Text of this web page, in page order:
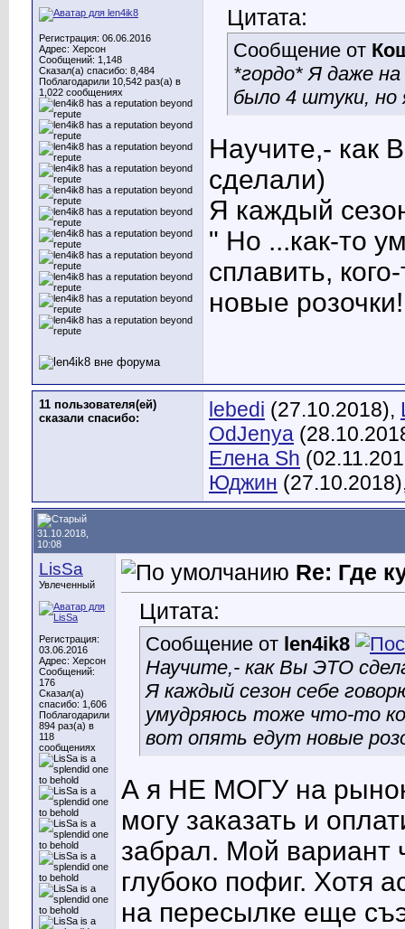
Регистрация: 06.06.2016
Адрес: Херсон
Сообщений: 1,148
Сказал(а) спасибо: 8,484
Поблагодарили 10,542 раз(а) в
1,022 сообщениях
Цитата:
Сообщение от
*гордо* Я даже на
было 4 штуки, но
Научите,- как
сделали)
Я каждый
" Но ...как-то
сплавить,
новые
11 пользователя(ей)
сказали cпасибо:
lebedi (27.10.2018),
OdJenya
Елена Sh
Юджин
31.10.2018,
10:08
LisSa
Увлеченный
Регистрация:
03.06.2016
Адрес: Херсон
Сообщений:
176
Сказал(а)
спасибо: 1,606
Поблагодарили
894 раз(а) в
118
сообщениях
Re: Где
Цитата:
Сообщение от len4ik8
Научите,- как Вы ЭТО
Я каждый сезон себе
умудряюсь тоже что-то
вот опять едут новые
А я НЕ МОГУ на рынок
могу заказать и
забрал. Мой вариант
глубоко пофиг. Хотя
на пересылке еще